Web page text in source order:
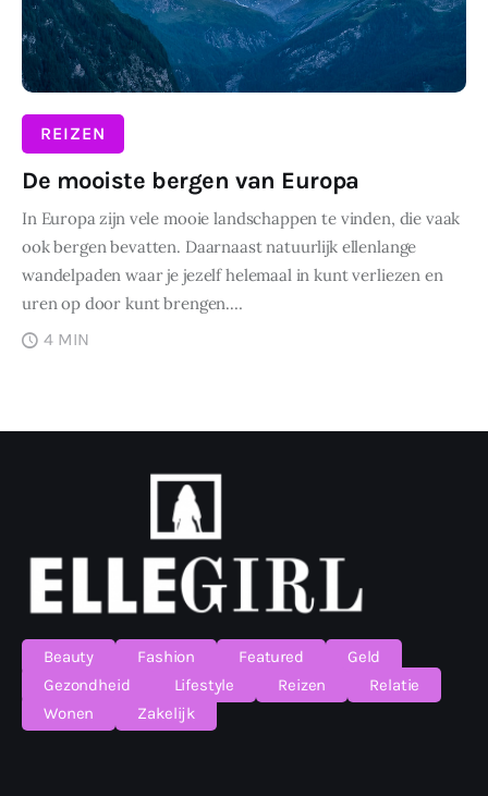
REIZEN
De mooiste bergen van Europa
In Europa zijn vele mooie landschappen te vinden, die vaak
ook bergen bevatten. Daarnaast natuurlijk ellenlange
wandelpaden waar je jezelf helemaal in kunt verliezen en
uren op door kunt brengen.…
4 MIN
Beauty Fashion Featured
Geld
Gezondheid
Lifestyle Reizen
Relatie
Wonen
Zakelijk